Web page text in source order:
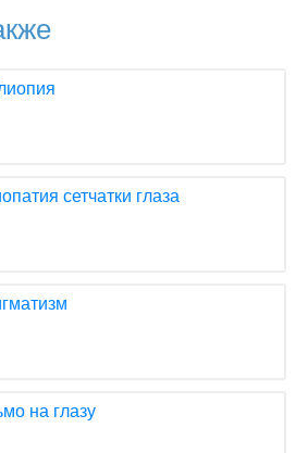
сетчатки глаза
на глазу